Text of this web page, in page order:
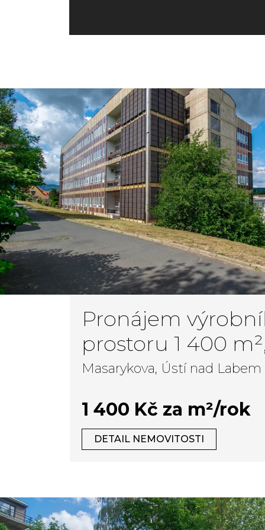
Pronájem
prostoru 1 400
Labem - Bukov
Masarykova, Ústí nad
1 400 Kč za m²/rok
DETAIL NEMOVITOSTI